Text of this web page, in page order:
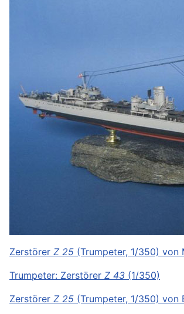
Zerstörer Z 25 (Trumpeter, 1/350) von
Trumpeter: Zerstörer Z 43 (1/350)
Zerstörer Z 25 (Trumpeter, 1/350) von